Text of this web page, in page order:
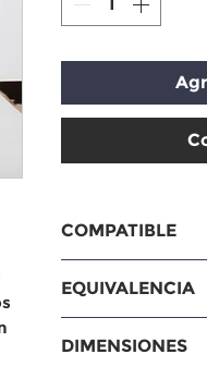
COMPATIBLE
números de
482644C1,
Caterpillar
EQUIVALENCIA
WIX: 42254
DIMENSIONES